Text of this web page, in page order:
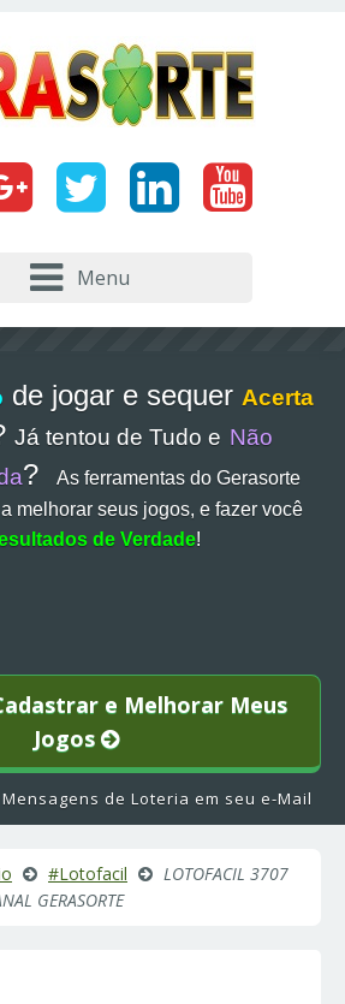
Menu
de jogar e sequer Acerta
Já tentou de Tudo e Não
?
As ferramentas do Gerasorte
a melhorar seus jogos, e fazer você
de Verdade!
e Melhorar Meus
Jogos
de Loteria em seu e-Mail
#Lotofacil
LOTOFACIL 3707
GERASORTE